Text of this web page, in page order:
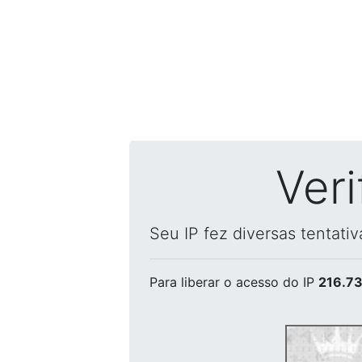
Seu IP fez diversas
Para liberar o acesso do IP